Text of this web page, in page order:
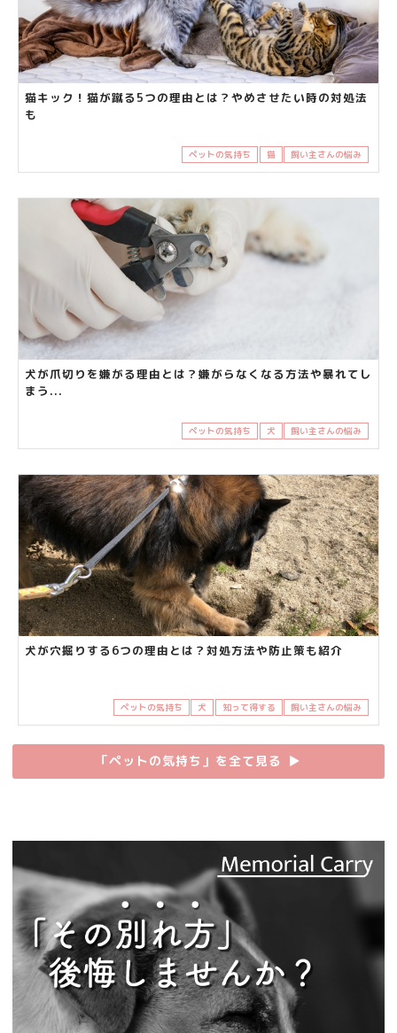
猫キック！猫が蹴る5つの理由とは？やめさせたい時の対処法
も
ペットの気持ち 猫 飼い主さんの悩み
犬が爪切りを嫌がる理由とは？嫌がらなくなる方法や暴れてし
まう...
ペットの気持ち 犬 飼い主さんの悩み
犬が穴掘りする6つの理由とは？対処方法や防止策も紹介
ペットの気持ち 犬 知って得する 飼い主さんの悩み
「ペットの気持ち」を全て見る ▶︎